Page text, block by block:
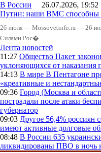
В России 26.07.2026, 19:52
Путин: наши ВМС способны
26 июля — Mossovetinfo.ru — 26
Силами Рос�...
Лента новостей
11:27 Общество Пакет
уклоняющихся от наказания
14:13 В мире В Пентагоне
«креативные и
09:36 Город (Москва и
пострадали после атаки
губернатор
09:03 Другое 56,4% россиян
имеют активные долговые
08:48 В России 635
ликвидированы ПВО в ночь